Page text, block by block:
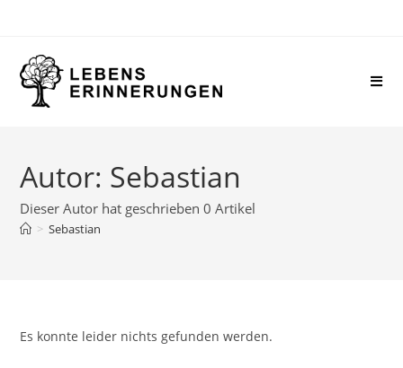
Autor: Sebastian
Dieser Autor hat geschrieben 0 Artikel
> Sebastian
Es konnte leider nichts gefunden werden.